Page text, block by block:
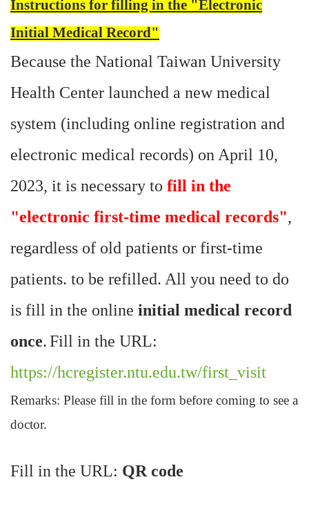
Instructions for filling in the "Electronic
Initial Medical Record"
Because the National Taiwan University
Health Center launched a new medical
system (including online registration and
electronic medical records) on April 10,
2023, it is necessary to fill in the
"electronic first-time medical records",
regardless of old patients or first-time
patients. to be refilled. All you need to do
is fill in the online initial medical record
once.Fill in the URL:
https://hcregister.ntu.edu.tw/first_visit
Remarks: Please fill in the form before coming to see a
doctor.
Fill in the URL: QR code